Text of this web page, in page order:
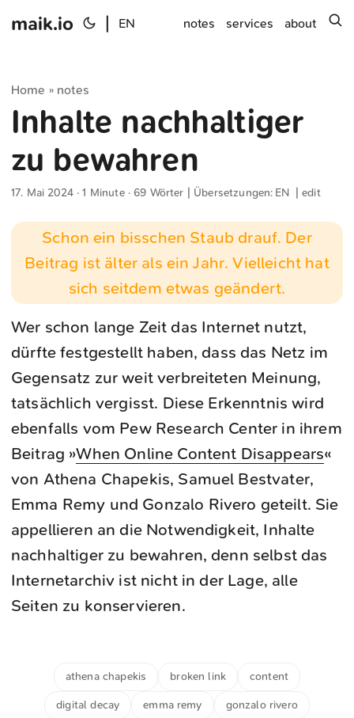
maik.io EN notes services about
Home » notes
Inhalte nachhaltiger
zu bewahren
17. Mai 2024· 1 Minute · 69 Wörter | Übersetzungen: EN |edit
Schon ein bisschen Staub drauf. Der
Beitrag ist älter als ein Jahr. Vielleicht hat
sich seitdem etwas geändert.
Wer schon lange Zeit das Internet nutzt,
dürfte festgestellt haben, dass das Netz im
Gegensatz zur weit verbreiteten Meinung,
tatsächlich vergisst. Diese Erkenntnis wird
ebenfalls vom Pew Research Center in ihrem
Beitrag »When Online Content Disappears«
von Athena Chapekis, Samuel Bestvater,
Emma Remy und Gonzalo Rivero geteilt. Sie
appellieren an die Notwendigkeit, Inhalte
nachhaltiger zu bewahren, denn selbst das
Internetarchiv ist nicht in der Lage, alle
Seiten zu konservieren.
athena chapekis broken link content
digital decay emma remy gonzalo rivero